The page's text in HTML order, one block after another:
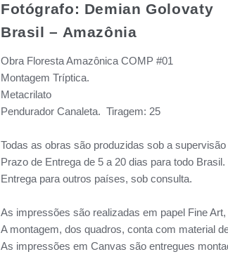
Fotógrafo: Demian Golovaty
Brasil – Amazônia
Obra Floresta Amazônica COMP #01
Montagem Tríptica.
Metacrilato
Pendurador Canaleta. Tiragem: 25
Todas as obras são produzidas sob a
Prazo de Entrega de 5 a 20 dias para todo
Entrega para outros países, sob consulta.
As impressões são realizadas em papel Fine
A montagem, dos quadros, conta com material
As impressões em Canvas são entregues